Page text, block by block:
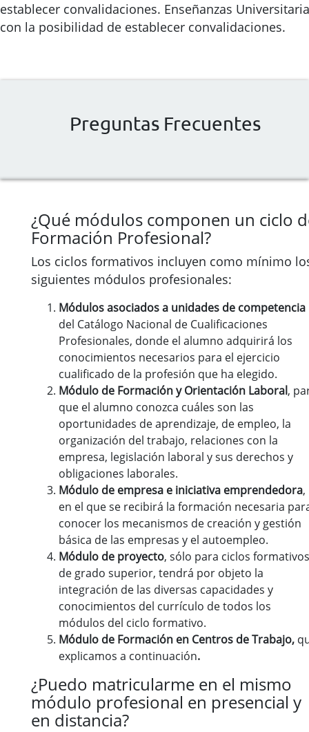
establecer convalidaciones. Enseñanzas
con la posibilidad de establecer convalidaciones.
Preguntas Frecuentes
¿Qué módulos componen un ciclo
Formación Profesional?
Los ciclos formativos incluyen como mínimo
siguientes módulos profesionales:
Módulos asociados a unidades de competencia
del Catálogo Nacional de Cualificaciones
Profesionales, donde el alumno adquirirá los
conocimientos necesarios para el ejercicio
cualificado de la profesión que ha elegido.
Módulo de Formación y Orientación Laboral,
que el alumno conozca cuáles son las
oportunidades de aprendizaje, de empleo, la
organización del trabajo, relaciones con la
empresa, legislación laboral y sus derechos y
obligaciones laborales.
Módulo de empresa e iniciativa emprendedora,
en el que se recibirá la formación necesaria
conocer los mecanismos de creación y gestión
básica de las empresas y el autoempleo.
Módulo de proyecto, sólo para ciclos formativos
de grado superior, tendrá por objeto la
integración de las diversas capacidades y
conocimientos del currículo de todos los
módulos del ciclo formativo.
Módulo de Formación en Centros de Trabajo,
explicamos a continuación.
¿Puedo matricularme en el mismo
módulo profesional en presencial y
en distancia?